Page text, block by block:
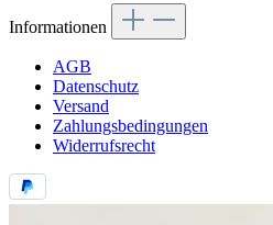
Informationen
AGB
Datenschutz
Versand
Zahlungsbedingungen
Widerrufsrecht